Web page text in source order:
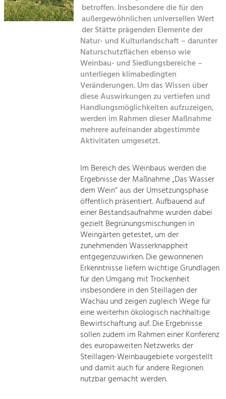
Landscape.
Offer Development and Positioning
Art & Culture
Crafts, Science and Research.
Social Affairs, Education
Equality, Youth and Integration.
Mobility & Energy
Climate Change, Public Transport and
Increase in Regional Value Added.
betroffen. Insbesondere die für den
außergewöhnlichen universellen Wert
der Stätte prägenden Elemente der
Natur- und Kulturlandschaft – darunter
Naturschutzflächen ebenso wie
Weinbau- und Siedlungsbereiche –
unterliegen klimabedingten
Veränderungen. Um das Wissen über
diese Auswirkungen zu vertiefen und
Handlungsmöglichkeiten aufzuzeigen,
werden im Rahmen dieser Maßnahme
mehrere aufeinander abgestimmte
Aktivitäten umgesetzt.
Im Bereich des Weinbaus werden die
Ergebnisse der Maßnahme „Das Wasser
dem Wein“ aus der Umsetzungsphase
öffentlich präsentiert. Aufbauend auf
einer Bestandsaufnahme wurden dabei
gezielt Begrünungsmischungen in
Weingärten getestet, um der
zunehmenden Wasserknappheit
entgegenzuwirken. Die gewonnenen
Erkenntnisse liefern wichtige Grundlagen
für den Umgang mit Trockenheit
insbesondere in den Steillagen der
Wachau und zeigen zugleich Wege für
eine weiterhin ökologisch nachhaltige
Bewirtschaftung auf. Die Ergebnisse
sollen zudem im Rahmen einer Konferenz
des europaweiten Netzwerks der
Steillagen-Weinbaugebiete vorgestellt
und damit auch für andere Regionen
nutzbar gemacht werden.